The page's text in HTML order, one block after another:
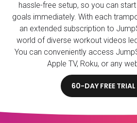
hassle-free setup, so you can
goals immediately. With each
an extended subscription to
world of diverse workout videos
You can conveniently access
Apple TV, Roku, or any
60-DAY FREE TRIAL